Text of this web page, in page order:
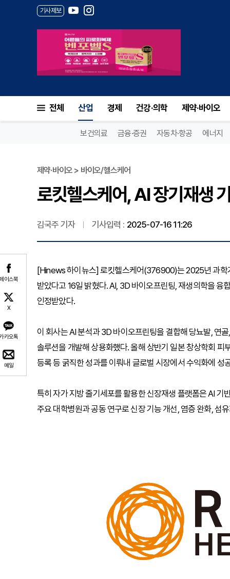
기사제보
전체 산업 경제 건강·의학 제약·바이오
보건의료 금융·증권 자동차·항공 에너지
이스북
X
카오톡
메일
제약·바이오 > 바이오/헬스케어
로킷헬스케어, AI 장기재생
김국주 기자 기사입력 : 2025-07-16 11:26
[Hinews 하이뉴스] 로킷헬스케어(376900)는 2025년 과학
받았다고 16일 밝혔다. AI, 3D 바이오프린팅, 재생의학을
인정받았다.
이 회사는 AI 분석과 3D 바이오프린팅을 결합해 당뇨발, 연
솔루션을 개발해 상용화했다. 올해 상반기 일본 창상학회 피
등록 등 굵직한 성과를 이뤄내 글로벌 시장에서 수익화에 성
특히 자가 지방 줄기세포를 활용한 신장재생 플랫폼은 AI 기
주요 대학병원과 공동 연구로 신장 기능 개선, 염증 완화, 섬